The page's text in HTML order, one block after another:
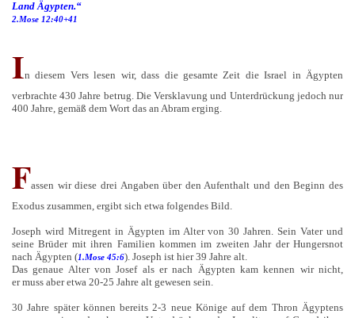
Land Ägypten.“
2.Mose 12:40+41
In diesem Vers lesen wir, dass die gesamte Zeit die Israel in Ägypten
verbrachte 430 Jahre betrug. Die Versklavung und Unterdrückung jedoch nur
400 Jahre, gemäß dem Wort das an Abram erging.
Fassen wir diese drei Angaben über den Aufenthalt und den Beginn des
Exodus zusammen, ergibt sich etwa folgendes Bild.
Joseph wird Mitregent in Ägypten im Alter von 30 Jahren. Sein Vater und
seine Brüder mit ihren Familien kommen im zweiten Jahr der Hungersnot
nach Ägypten (1.Mose 45:6). Joseph ist hier 39 Jahre alt.
Das genaue Alter von Josef als er nach Ägypten kam kennen wir nicht,
er muss aber etwa 20-25 Jahre alt gewesen sein.
30 Jahre später können bereits 2-3 neue Könige auf dem Thron Ägyptens